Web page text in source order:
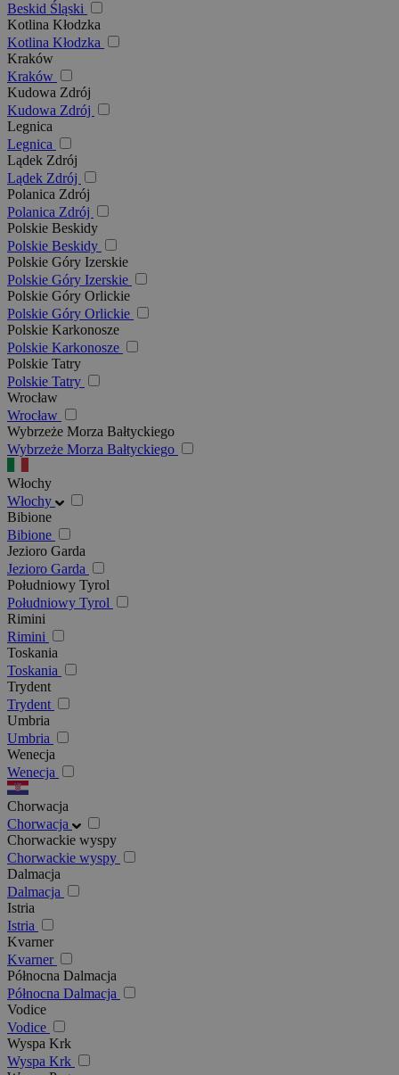
Beskid Śląski
Kotlina Kłodzka
Kotlina Kłodzka
Kraków
Kraków
Kudowa Zdrój
Kudowa Zdrój
Legnica
Legnica
Lądek Zdrój
Lądek Zdrój
Polanica Zdrój
Polanica Zdrój
Polskie Beskidy
Polskie Beskidy
Polskie Góry Izerskie
Polskie Góry Izerskie
Polskie Góry Orlickie
Polskie Góry Orlickie
Polskie Karkonosze
Polskie Karkonosze
Polskie Tatry
Polskie Tatry
Wrocław
Wrocław
Wybrzeże Morza Bałtyckiego
Wybrzeże Morza Bałtyckiego
Włochy
Włochy
Bibione
Bibione
Jezioro Garda
Jezioro Garda
Południowy Tyrol
Południowy Tyrol
Rimini
Rimini
Toskania
Toskania
Trydent
Trydent
Umbria
Umbria
Wenecja
Wenecja
Chorwacja
Chorwacja
Chorwackie wyspy
Chorwackie wyspy
Dalmacja
Dalmacja
Istria
Istria
Kvarner
Kvarner
Północna Dalmacja
Północna Dalmacja
Vodice
Vodice
Wyspa Krk
Wyspa Krk